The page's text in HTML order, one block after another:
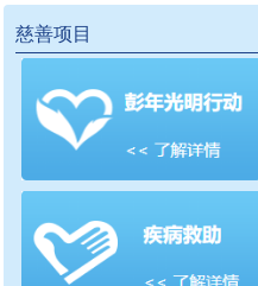
慈善项目